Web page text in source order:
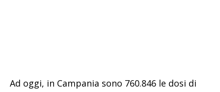
Ad oggi, in Campania sono 760.846 le dosi di